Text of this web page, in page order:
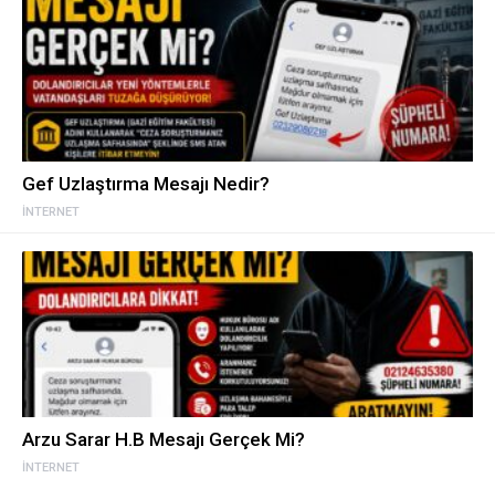
İNTERNET
Gef Uzlaştırma Mesajı Nedir?
İNTERNET
Arzu Sarar H.B Mesajı Gerçek Mi?